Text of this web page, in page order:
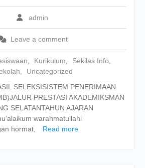
admin
Leave a comment
Kurikulum Sekilas Info
Uncategorized
SELEKSISISTEM PENERIMAAN
PRESTASI AKADEMIKSMAN
SELATANTAHUN AJARAN
warahmatullahi
hormat,
Read more